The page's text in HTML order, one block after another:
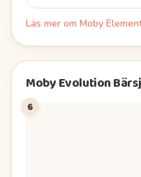
Läs mer om Moby
Moby Evolution
6